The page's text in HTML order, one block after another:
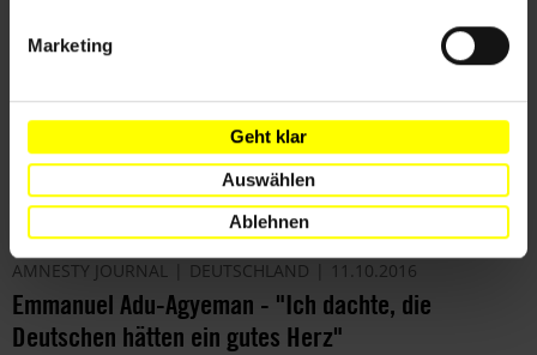
Marketing
Geht klar
Auswählen
Ablehnen
AMNESTY JOURNAL DEUTSCHLAND 11.10.2016
Emmanuel Adu-Agyeman - "Ich dachte, die
Deutschen hätten ein gutes Herz"